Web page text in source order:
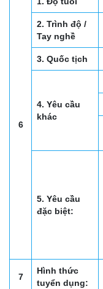
6
2. Trình độ /
Tay nghề
3. Quốc tịch
4. Yêu cầu
khác
5. Yêu cầu
đặc biệt:
7
Hình thức
tuyển dụng: